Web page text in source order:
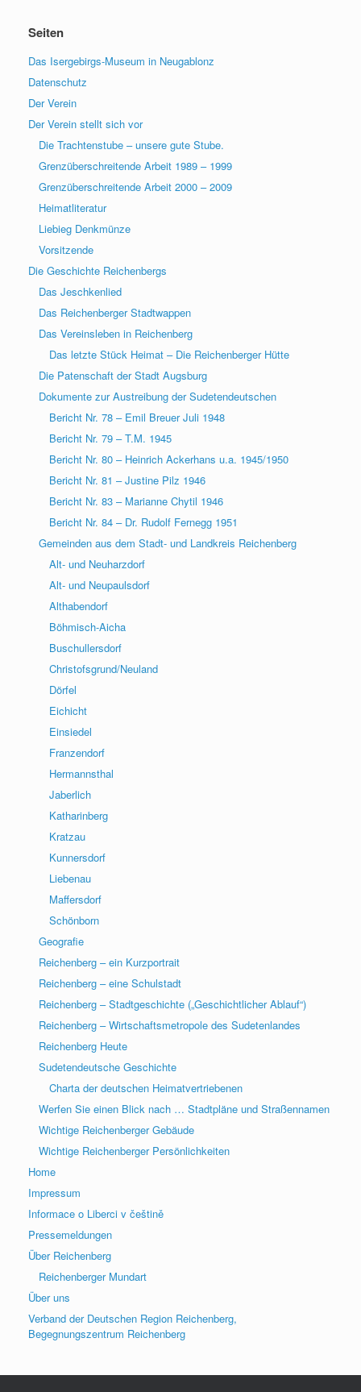
Seiten
Das Isergebirgs-Museum in Neugablonz
Datenschutz
Der Verein
Der Verein stellt sich vor
Die Trachtenstube – unsere gute Stube.
Grenzüberschreitende Arbeit 1989 – 1999
Grenzüberschreitende Arbeit 2000 – 2009
Heimatliteratur
Liebieg Denkmünze
Vorsitzende
Die Geschichte Reichenbergs
Das Jeschkenlied
Das Reichenberger Stadtwappen
Das Vereinsleben in Reichenberg
Das letzte Stück Heimat – Die Reichenberger Hütte
Die Patenschaft der Stadt Augsburg
Dokumente zur Austreibung der Sudetendeutschen
Bericht Nr. 78 – Emil Breuer Juli 1948
Bericht Nr. 79 – T.M. 1945
Bericht Nr. 80 – Heinrich Ackerhans u.a. 1945/1950
Bericht Nr. 81 – Justine Pilz 1946
Bericht Nr. 83 – Marianne Chytil 1946
Bericht Nr. 84 – Dr. Rudolf Fernegg 1951
Gemeinden aus dem Stadt- und Landkreis Reichenberg
Alt- und Neuharzdorf
Alt- und Neupaulsdorf
Althabendorf
Böhmisch-Aicha
Buschullersdorf
Christofsgrund/Neuland
Dörfel
Eichicht
Einsiedel
Franzendorf
Hermannsthal
Jaberlich
Katharinberg
Kratzau
Kunnersdorf
Liebenau
Maffersdorf
Schönborn
Geografie
Reichenberg – ein Kurzportrait
Reichenberg – eine Schulstadt
Reichenberg – Stadtgeschichte („Geschichtlicher Ablauf“)
Reichenberg – Wirtschaftsmetropole des Sudetenlandes
Reichenberg Heute
Sudetendeutsche Geschichte
Charta der deutschen Heimatvertriebenen
Werfen Sie einen Blick nach … Stadtpläne und Straßennamen
Wichtige Reichenberger Gebäude
Wichtige Reichenberger Persönlichkeiten
Home
Impressum
Informace o Liberci v češtině
Pressemeldungen
Über Reichenberg
Reichenberger Mundart
Über uns
Verband der Deutschen Region Reichenberg,
Begegnungszentrum Reichenberg